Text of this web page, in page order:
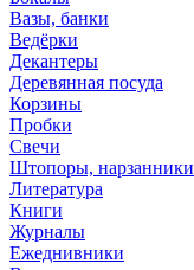
Вазы, банки
Ведёрки
Декантеры
Деревянная посуда
Корзины
Пробки
Свечи
Штопоры, нарзанники
Литература
Книги
Журналы
Ежеднивники